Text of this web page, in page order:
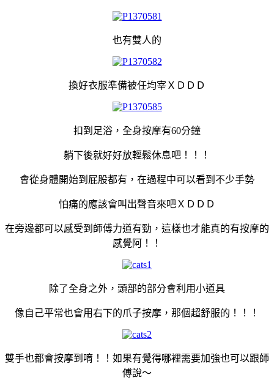
也有雙人的
換好衣服準備被任均宰ＸＤＤＤ
扣到足浴，全身按摩有60分鐘
躺下後就好好放輕鬆休息吧！！！
會從身體開始到屁股都有，在過程中可以看到不少手勢
怕痛的應該會叫出聲音來吧ＸＤＤＤ
在旁邊都可以感受到師傅力道有勁，這樣也才能真的有按摩的
感覺阿！！
除了全身之外，頭部的部分會利用小道具
像自己平常也會用右下的爪子按摩，那個超舒服的！！！
雙手也都會按摩到唷！！如果有覺得哪裡需要加強也可以跟師
傅說～